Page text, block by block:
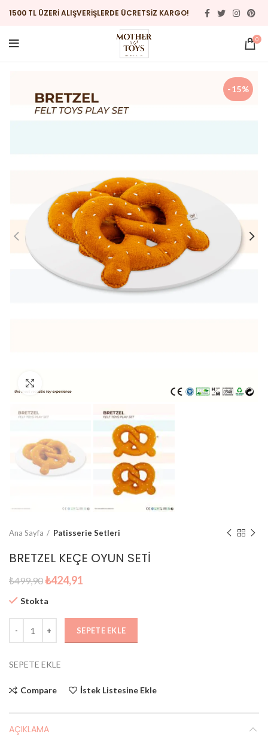
1500 TL ÜZERİ ALIŞVERİŞLERDE ÜCRETSİZ KARGO!
0
-15%
Ana Sayfa Patisserie Setleri
BRETZEL KEÇE OYUN SETİ
₺499,90 Orijinal
₺499,90.
₺424,91
₺424,91.
Stokta
SEPETE EKLE
SEPETE EKLE
Compare İstek Listesine Ekle
AÇIKLAMA